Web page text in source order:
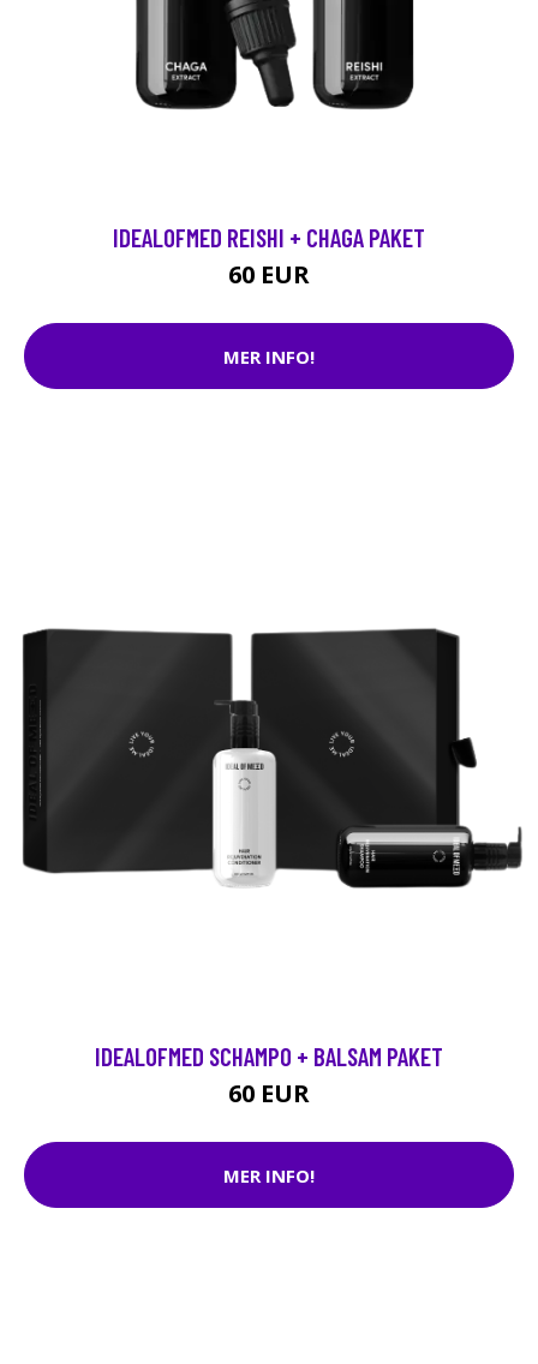
IDEALOFMED REISHI + CHAGA PAKET
60 EUR
MER INFO!
IDEALOFMED SCHAMPO + BALSAM PAKET
60 EUR
MER INFO!